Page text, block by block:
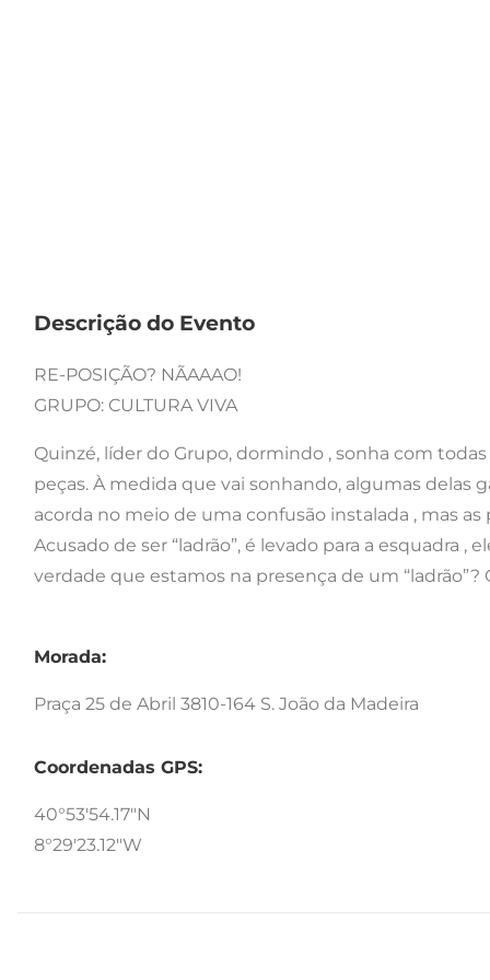
Descrição do Evento
RE-POSIÇÃO? NÃAAAO!
GRUPO: CULTURA VIVA
Quinzé, líder do Grupo, dormindo , sonha com
peças. À medida que vai sonhando, algumas delas
acorda no meio de uma confusão instalada , mas
Acusado de ser “ladrão”, é levado para a esquadra ,
verdade que estamos na presença de um
Morada:
Praça 25 de Abril 3810-164 S. João da Madeira
Coordenadas GPS:
40°53'54.17"N
8°29'23.12"W